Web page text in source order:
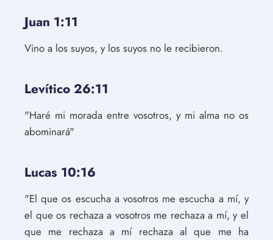
Juan 1:11
Vino a los suyos, y los suyos no le recibieron.
Levítico 26:11
"Haré mi morada entre vosotros, y mi alma no os
abominará"
Lucas 10:16
"El que os escucha a vosotros me escucha a mí, y
el que os rechaza a vosotros me rechaza a mí, y el
que me rechaza a mí rechaza al que me ha